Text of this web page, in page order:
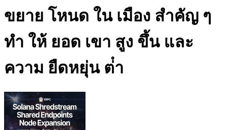
ขยาย โหนด ใน เมือง สําคัญ ๆ
ทํา ให้ ยอด เขา สูง ขึ้น และ
ความ ยืดหยุ่น ต่ํา